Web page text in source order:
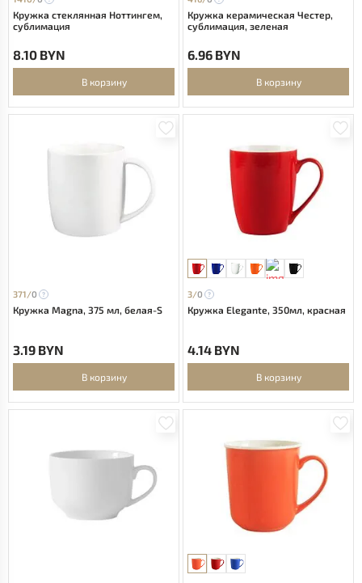
Кружка стеклянная Ноттингем,
сублимация
8.10 BYN
В корзину
Кружка керамическая Честер,
сублимация, зеленая
6.96 BYN
В корзину
371/0
Кружка Magna, 375 мл, белая-S
3.19 BYN
В корзину
3/0
Кружка Elegante, 350мл, красная
4.14 BYN
В корзину